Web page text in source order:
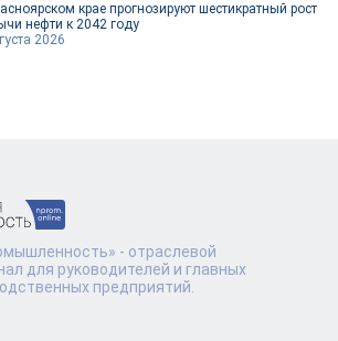
крае прогнозируют шестикратный рост
нефти к 2042 году
2026
- отраслевой
для руководителей и главных
предприятий.